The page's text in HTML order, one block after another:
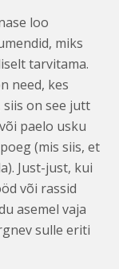
loo
miks
tarvitama.
need, kes
on see jutt
paelo usku
(mis siis, et
Just-just, kui
või rassid
asemel vaja
sulle eriti